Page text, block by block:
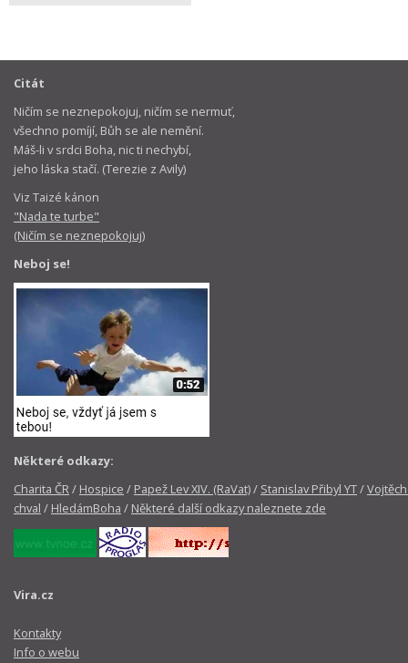
Citát
Ničím se neznepokojuj, ničím se nermuť,
všechno pomíjí, Bůh se ale nemění.
Máš-li v srdci Boha, nic ti nechybí,
jeho láska stačí. (Terezie z Avily)
Viz Taizé kánon
"Nada te turbe"
(Ničím se neznepokojuj)
Neboj se!
Některé odkazy:
Charita ČR/ Hospice / Papež Lev XIV. (RaVat)/ Stanislav Přibyl YT/
chval / HledámBoha / Některé další odkazy naleznete zde
Vira.cz
Kontakty
Info o webu